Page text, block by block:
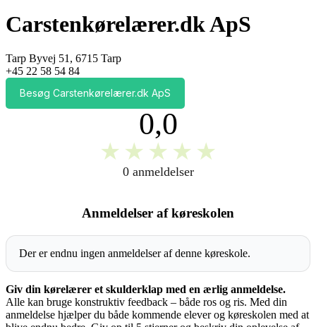
Carstenkørelærer.dk ApS
Tarp Byvej 51, 6715 Tarp
+45 22 58 54 84
Besøg Carstenkørelærer.dk ApS
0,0
★ ★ ★ ★ ★
0 anmeldelser
Anmeldelser af køreskolen
Der er endnu ingen anmeldelser af denne køreskole.
Giv din kørelærer et skulderklap med en ærlig anmeldelse.
Alle kan bruge konstruktiv feedback – både ros og ris. Med din
anmeldelse hjælper du både kommende elever og køreskolen med at